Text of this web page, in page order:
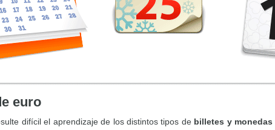
euro
difícil el aprendizaje de los distintos tipos de billetes y monedas